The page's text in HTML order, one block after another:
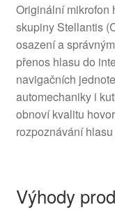
Originální mikrofon
skupiny Stellantis
osazení a
přenos hlasu do
navigačních
automechaniky i
obnoví kvalitu
rozpoznávání
Výhody